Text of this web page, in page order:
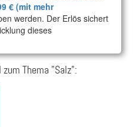
€ (mit mehr
werden. Der Erlös sichert
dieses
Thema "Salz":